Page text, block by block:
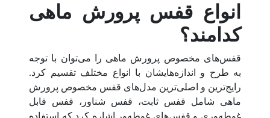
انواع قفس پرورش ماهی
کدامند؟
قفس‌های مخصوص پرورش ماهی‌ را می‌توان با توجه
به طرح و اندازه‌هایشان با انواع مختلف تقسیم کرد.
رایج‌ترین و اصلی‌ترین مدل‌های قفس مخصوص پرورش
ماهی شامل قفس ثابت، قفس شناور، قفس قابل
غوطه‌‌وری و قفس‌های غوطه‌ور اشاره کرد که استفاده